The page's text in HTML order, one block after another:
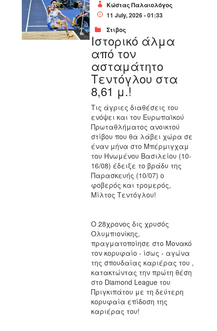
Κώστας Παλαιολόγος
11 July, 2026 - 01:33
Στιβος
Ιστορικό άλμα
από τον
ασταμάτητο
Τεντόγλου στα
8,61 μ.!
Τις άγριες διαθέσεις του
ενόψει και του Ευρωπαϊκού
Πρωταθλήματος ανοικτού
στίβου που θα λάβει χώρα σε
έναν μήνα στο Μπέρμιγχαμ
του Ηνωμένου Βασιλείου (10-
16/08) έδειξε το βράδυ της
Παρασκευής (10/07) ο
φοβερός και τρομερός,
Μίλτος Τεντόγλου!
Ο 28χρονος δις χρυσός
Ολυμπιονίκης,
πραγματοποίησε στο Μονακό
τον κορυφαίο - ίσως - αγώνα
της σπουδαίας καριέρας του ,
κατακτώντας την πρώτη θέση
στο Diamond League του
Πριγκιπάτου με τη δεύτερη
κορυφαία επίδοση της
καριέρας του!